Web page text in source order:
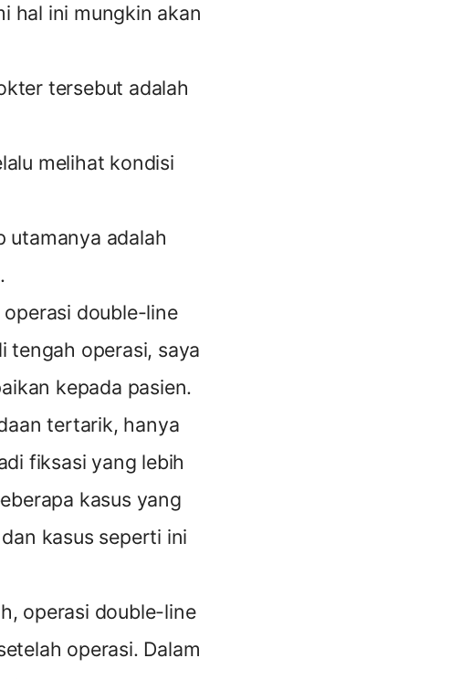
hal ini mungkin akan
tersebut adalah
melihat kondisi
utamanya adalah
double-line
tengah operasi, saya
kepada pasien.
tertarik, hanya
fiksasi yang lebih
kasus yang
kasus seperti ini
operasi double-line
operasi. Dalam